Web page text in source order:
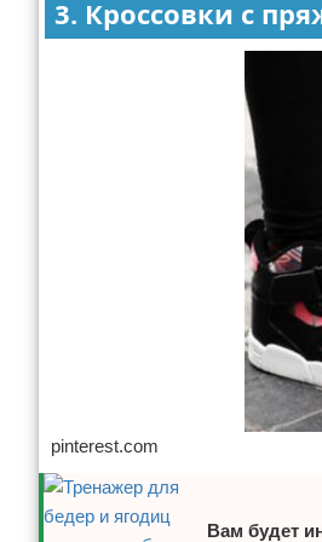
3. Кроссовки с
pinterest.com
Вам будет